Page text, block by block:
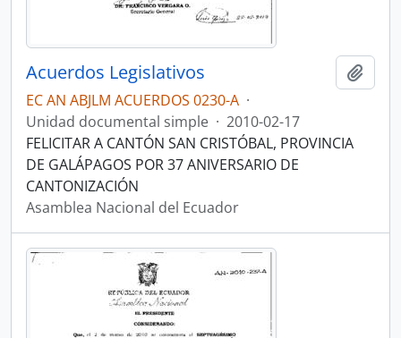
Acuerdos Legislativos
EC AN ABJLM ACUERDOS 0230-A ·
Unidad documental simple · 2010-02-17
FELICITAR A CANTÓN SAN CRISTÓBAL, PROVINCIA
DE GALÁPAGOS POR 37 ANIVERSARIO DE
CANTONIZACIÓN
Asamblea Nacional del Ecuador